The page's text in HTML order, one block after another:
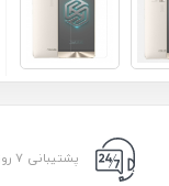
پشتیبانی ۷ روزه ۲۴ ساعته